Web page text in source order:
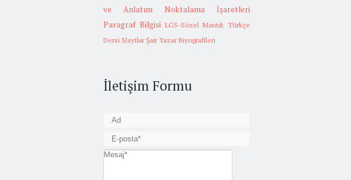
ve Anlatım
Noktalama İşaretleri
Paragraf Bilgisi LGS-Sözel Mantık Türkçe
Dersi Slaytlar Şair Yazar Biyografileri
İletişim Formu